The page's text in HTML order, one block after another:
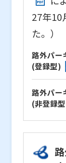
27年10
た。）
路外パー
(登録型)
路外パー
(非登録